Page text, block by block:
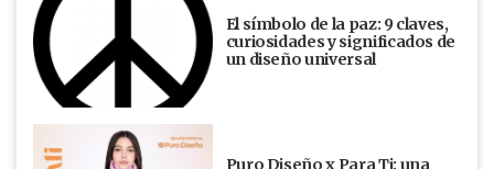
El símbolo de la paz: 9 claves,
curiosidades y significados de
un diseño universal
Puro Diseño x Para Ti: una